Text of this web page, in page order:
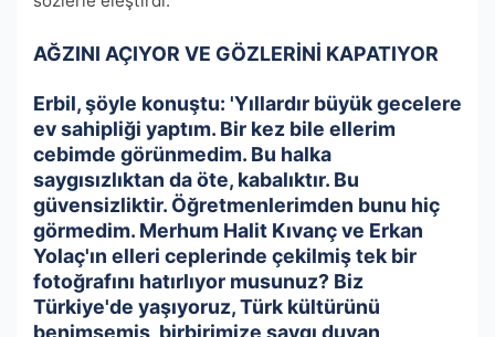
AĞZINI AÇIYOR VE GÖZLERİNİ KAPATIYOR
Erbil, şöyle konuştu: 'Yıllardır büyük gecelere
ev sahipliği yaptım. Bir kez bile ellerim
cebimde görünmedim. Bu halka
saygısızlıktan da öte, kabalıktır. Bu
güvensizliktir. Öğretmenlerimden bunu hiç
görmedim. Merhum Halit Kıvanç ve Erkan
Yolaç'ın elleri ceplerinde çekilmiş tek bir
fotoğrafını hatırlıyor musunuz? Biz
Türkiye'de yaşıyoruz, Türk kültürünü
benimsemiş, birbirimize saygı duyan